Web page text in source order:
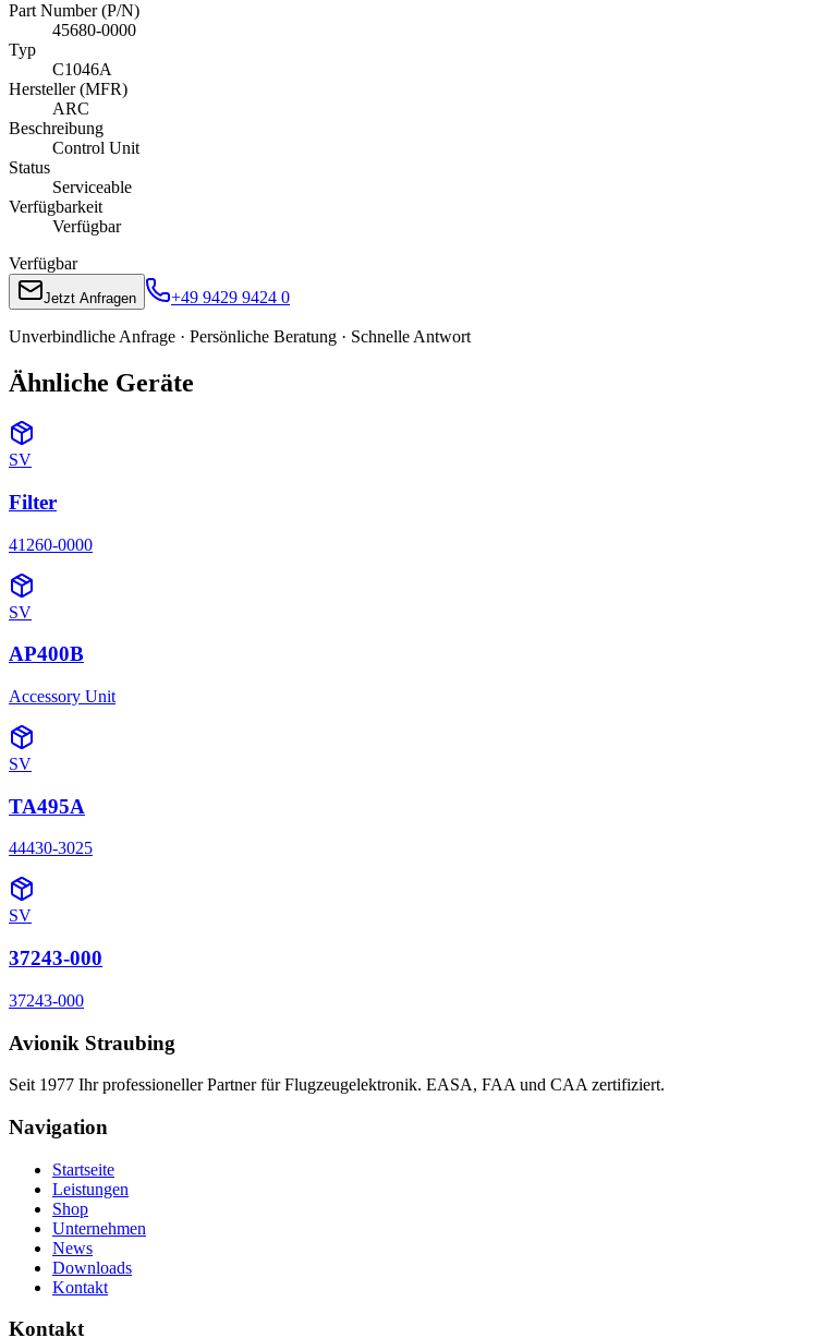
Part Number (P/N)
45680-0000
Typ
C1046A
Hersteller (MFR)
ARC
Beschreibung
Control Unit
Status
Serviceable
Verfügbarkeit
Verfügbar
Verfügbar
Jetzt Anfragen +49 9429 9424 0
Unverbindliche Anfrage · Persönliche Beratung · Schnelle Antwort
Ähnliche Geräte
SV
Filter
41260-0000
SV
AP400B
Accessory Unit
SV
TA495A
44430-3025
SV
37243-000
37243-000
Avionik Straubing
Seit 1977 Ihr professioneller Partner für Flugzeugelektronik. EASA, FAA und CAA zertifiziert.
Navigation
Startseite
Leistungen
Shop
Unternehmen
News
Downloads
Kontakt
Kontakt